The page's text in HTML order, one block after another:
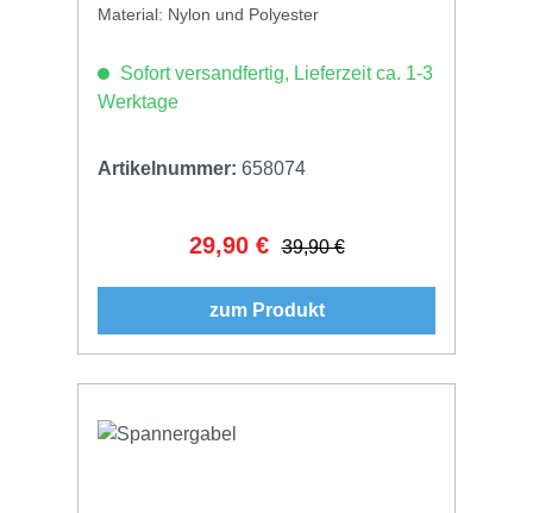
Material: Nylon und Polyester
Sofort versandfertig, Lieferzeit ca. 1-3
Werktage
Artikelnummer: 658074
Verkaufspreis:
29,90 € Regulärer Preis:
39,90 €
zum Produkt